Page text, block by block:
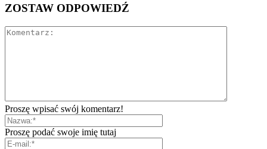
ZOSTAW ODPOWIEDŹ
Proszę wpisać swój komentarz!
Proszę podać swoje imię tutaj